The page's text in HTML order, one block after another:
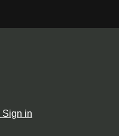
Sign in